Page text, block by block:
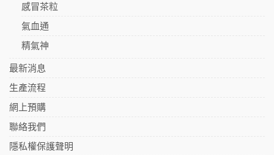
感冒茶粒
氣血通
精氣神
最新消息
生產流程
網上預購
聯絡我們
隱私權保護聲明